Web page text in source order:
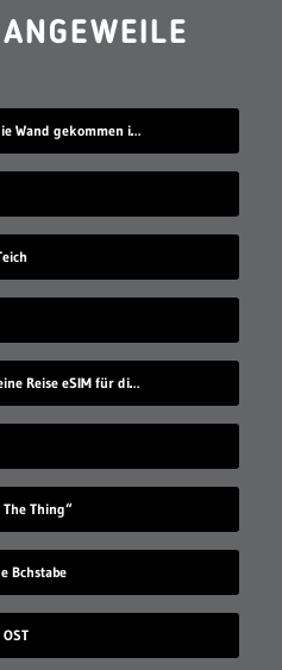
Wie wohl der Fleck an die Wand gekommen ist?
Direkt nach Istanbul: deine Reise eSIM für die Türkei
The Thing“
Bchstabe